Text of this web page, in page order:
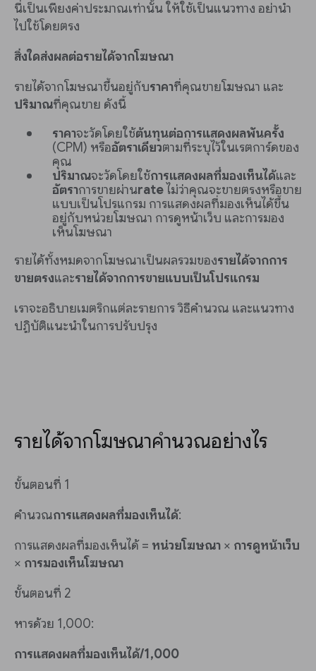
นี่เป็นเพียงค่าประมาณเท่านั้น ให้ใช้เป็นแนวทาง อย่านำ
ไปใช้โดยตรง
สิ่งใดส่งผลต่อรายได้จากโฆษณา
รายได้จากโฆษณาขึ้นอยู่กับราคาที่คุณขายโฆษณา และ
ปริมาณที่คุณขาย ดังนี้
ราคาจะวัดโดยใช้ต้นทุนต่อการแสดงผลพันครั้ง
(CPM) หรืออัตราเดียวตามที่ระบุไว้ในเรตการ์ดของ
คุณ
ปริมาณจะวัดโดยใช้การแสดงผลที่มองเห็นได้และ
อัตราการขายผ่านrate ไม่ว่าคุณจะขายตรงหรือขาย
แบบเป็นโปรแกรม การแสดงผลที่มองเห็นได้ขึ้น
อยู่กับหน่วยโฆษณา การดูหน้าเว็บ และการมอง
เห็นโฆษณา
รายได้ทั้งหมดจากโฆษณาเป็นผลรวมของรายได้จากการ
ขายตรงและรายได้จากการขายแบบเป็นโปรแกรม
เราจะอธิบายเมตริกแต่ละรายการ วิธีคำนวณ และแนวทาง
ปฏิบัติแนะนำในการปรับปรุง
รายได้จากโฆษณาคำนวณอย่างไร
ขั้นตอนที่ 1
คำนวณการแสดงผลที่มองเห็นได้:
การแสดงผลที่มองเห็นได้ = หน่วยโฆษณา × การดูหน้าเว็บ
× การมองเห็นโฆษณา
ขั้นตอนที่ 2
หารด้วย 1,000:
การแสดงผลที่มองเห็นได้/1,000